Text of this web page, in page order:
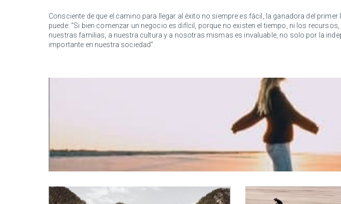
Consciente de que el camino para llegar al éxito no siempre es fácil, la ganadora del
puede: “Si bien comenzar un negocio es difícil, porque no existen el tiempo, ni los
nuestras familias, a nuestra cultura y a nosotras mismas es invaluable, no solo por la
importante en nuestra sociedad”.